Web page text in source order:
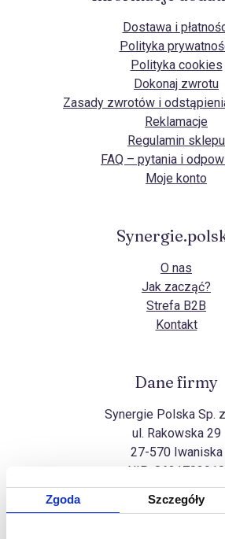
Zgoda Szczegóły
Dostawa i
Polityka
Polityka cookies
Dokonaj zwrotu
Zasady zwrotów i
Reklamacje
Regulamin sklepu
FAQ – pytania i
Moje konto
O nas
Jak zacząć?
Strefa B2B
Kontakt
Dane firmy
Synergie Polska Sp.
ul. Rakowska 29
27-570 Iwaniska
NIP: 8631703910